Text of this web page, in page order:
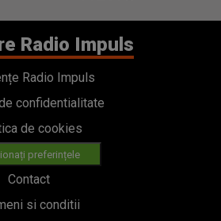
Radio Impuls
Radio Impuls
confidentialitate
de cookies
preferințele
Contact
si conditii